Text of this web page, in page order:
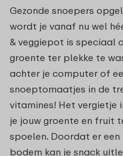
Gezonde snoepers
wordt je vanaf nu wel
& veggiepot is speciaal
groente ter plekke te
achter je computer of
snoeptomaatjes in de
vitamines! Het vergietje
je jouw groente en fruit
spoelen. Doordat er
bodem kan je snack